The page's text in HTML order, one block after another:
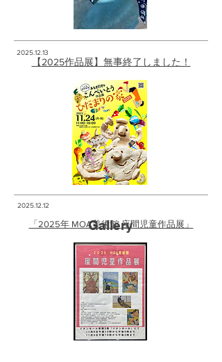
Gallery
2025.12.13
​【2025作品展】無事終了しました！
2025.12.12
「2025年 MOA美術館 座間児童作品展」